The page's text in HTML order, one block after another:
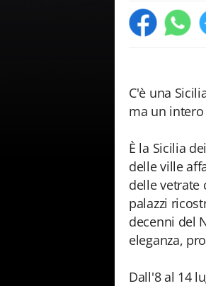
C'è una
ma un
È la Sicilia
delle ville
delle vetrate
palazzi
decenni del
eleganza,
Dall'8 al 14